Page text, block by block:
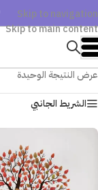
Skip to navigation
Skip to main content
عرض النتيجة الوحيدة
الشريط الجانبي